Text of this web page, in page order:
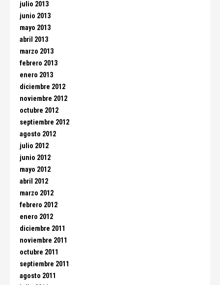
julio 2013
junio 2013
mayo 2013
abril 2013
marzo 2013
febrero 2013
enero 2013
diciembre 2012
noviembre 2012
octubre 2012
septiembre 2012
agosto 2012
julio 2012
junio 2012
mayo 2012
abril 2012
marzo 2012
febrero 2012
enero 2012
diciembre 2011
noviembre 2011
octubre 2011
septiembre 2011
agosto 2011